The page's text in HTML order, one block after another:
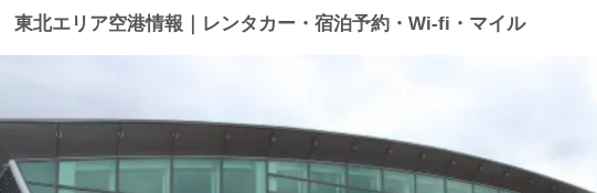
東北エリア空港情報｜レンタカー・宿泊予約・Wi-fi・マイル